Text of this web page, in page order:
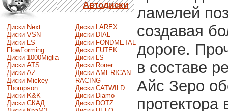
Автодиски
Диски Next
Диски VSN
Диски LS
FlowForming
Диски 1000Miglia
Диски ATS
Диски AZ
Диски Mickey
Thompson
Диски K&K
Диски СКАД
Диски LAREX
Диски DIAL
Диски FONDMETAL
Диски FUTEK
Диски LS
Диски Roner
Диски AMERICAN
RACING
Диски CATWILD
Диски Diamo
Диски DOTZ
ламелей
создавая
дороге.
в составе
Айс Зеро